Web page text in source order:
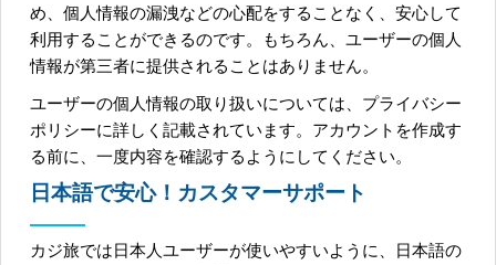
め、個人情報の漏洩などの心配をすることなく、安心して
利用することができるのです。もちろん、ユーザーの個人
情報が第三者に提供されることはありません。
ユーザーの個人情報の取り扱いについては、プライバシー
ポリシーに詳しく記載されています。アカウントを作成す
る前に、一度内容を確認するようにしてください。
日本語で安心！カスタマーサポート
カジ旅では日本人ユーザーが使いやすいように、日本語の